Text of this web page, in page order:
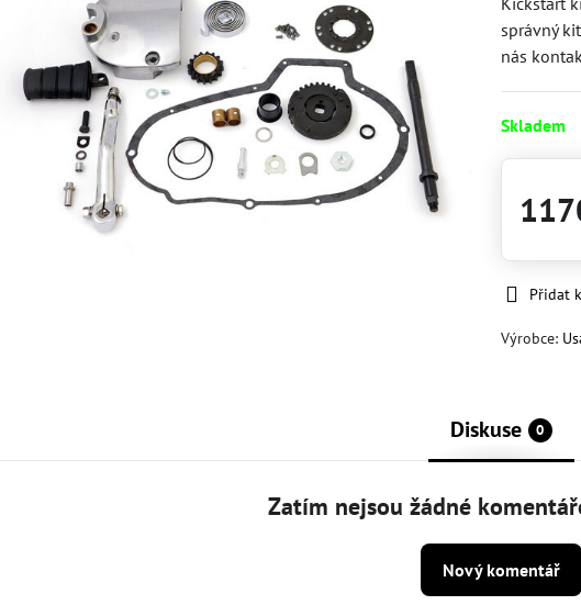
správný
nás
Skladem
Přidat
Výrobce:
Diskuse 0
Zatím nejsou žádné
Nový komentář